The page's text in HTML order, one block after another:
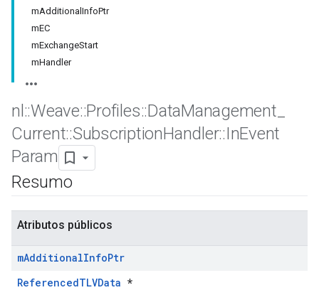
mAdditionalInfoPtr
mEC
mExchangeStart
mHandler
nl ::Weave::Profiles::DataManagement
Current::SubscriptionHandler::InEvent
Param
Resumo
Atributos públicos
mAdditionalInfoPtr
ReferencedTLVData *